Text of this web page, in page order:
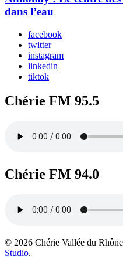
dans l’eau
facebook
twitter
instagram
linkedin
tiktok
Chérie FM 95.5
Chérie FM 94.0
© 2026 Chérie Vallée du
Studio.